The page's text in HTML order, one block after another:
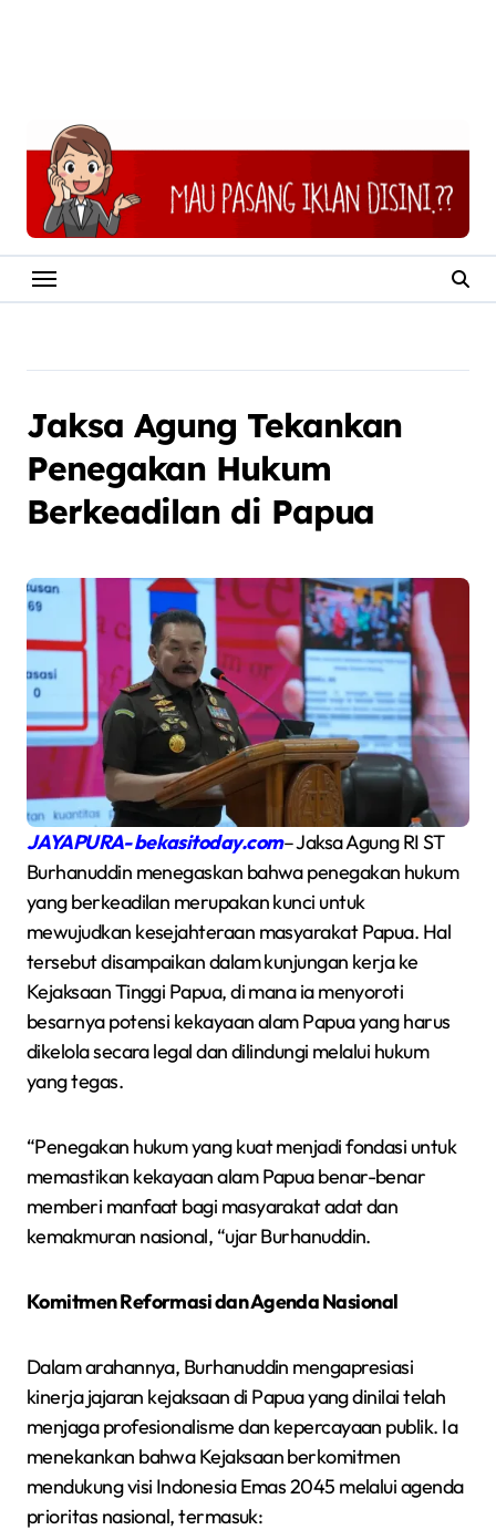
Jaksa Agung Tekankan
Penegakan Hukum
Berkeadilan di Papua
JAYAPURA- bekasitoday.com– Jaksa Agung RI ST
Burhanuddin menegaskan bahwa penegakan hukum
yang berkeadilan merupakan kunci untuk
mewujudkan kesejahteraan masyarakat Papua. Hal
tersebut disampaikan dalam kunjungan kerja ke
Kejaksaan Tinggi Papua, di mana ia menyoroti
besarnya potensi kekayaan alam Papua yang harus
dikelola secara legal dan dilindungi melalui hukum
yang tegas.
“Penegakan hukum yang kuat menjadi fondasi untuk
memastikan kekayaan alam Papua benar-benar
memberi manfaat bagi masyarakat adat dan
kemakmuran nasional, “ujar Burhanuddin.
Komitmen Reformasi dan Agenda Nasional
Dalam arahannya, Burhanuddin mengapresiasi
kinerja jajaran kejaksaan di Papua yang dinilai telah
menjaga profesionalisme dan kepercayaan publik. Ia
menekankan bahwa Kejaksaan berkomitmen
mendukung visi Indonesia Emas 2045 melalui agenda
prioritas nasional, termasuk: